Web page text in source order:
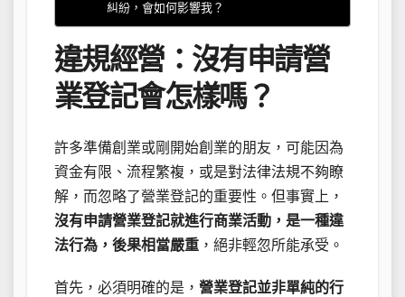
糾紛，會如何影響我？
違規經營：沒有申請營
業登記會怎樣嗎？
許多準備創業或剛開始創業的朋友，可能因為
資金有限、流程繁複，或是對法律法規不夠瞭
解，而忽略了營業登記的重要性。但事實上，
沒有申請營業登記就進行商業活動，是一種違
法行為，後果相當嚴重 ，絕非輕忽所能承受。
首先，必須明確的是， 營業登記並非單純的行